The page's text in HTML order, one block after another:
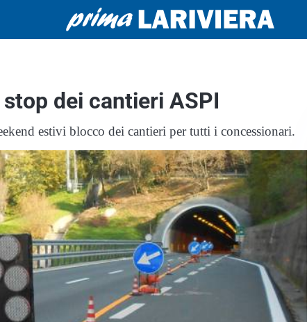
dei cantieri ASPI
estivi blocco dei cantieri per tutti i concessionari.